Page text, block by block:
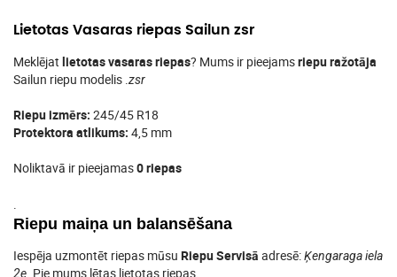
Lietotas Vasaras riepas Sailun zsr
Meklējat lietotas vasaras riepas? Mums ir pieejamsriepu ražotāja
Sailun riepu modelis .zsr
Riepu izmērs: 245/45 R18
Protektora atlikums: 4,5 mm
Noliktavā ir pieejamas0 riepas
.
Riepu maiņa un balansēšana
Iespēja uzmontēt riepas mūsu Riepu Servisā adresē:Ķengaraga iela
2e. Pie mums lētas lietotas riepas.